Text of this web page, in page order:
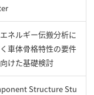
ネルギー伝搬分析に
車体骨格特性の要件
けた基礎検討
Structure Stu